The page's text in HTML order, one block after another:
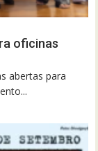
oficinas
abertas para